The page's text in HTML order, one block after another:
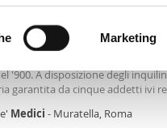
ricerca di caratteristiche
le tue preferenze
dalla Dichiarazione
Marketing
'900. A disposizione degli
garantita da cinque addetti ivi
Medici - Muratella, Roma